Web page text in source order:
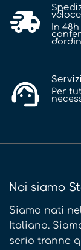
veloce
In
Per
Noi siamo
Siamo nati
Italiano.
serio tranne